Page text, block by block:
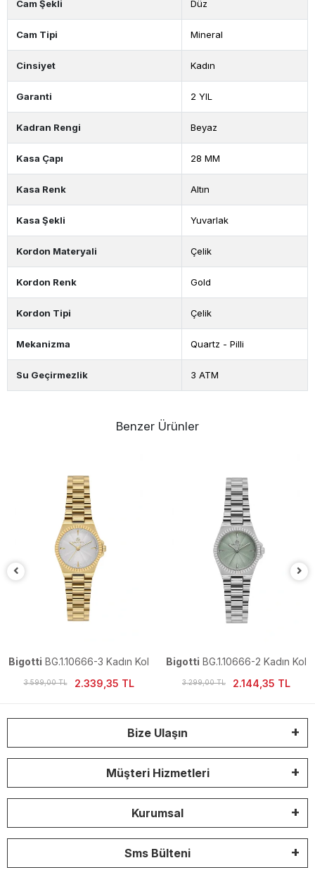
Cam Şekli Düz
Cam Tipi Mineral
Cinsiyet Kadın
Garanti 2 YIL
Kadran Rengi Beyaz
Kasa Çapı 28 MM
Kasa Renk Altın
Kasa Şekli Yuvarlak
Kordon Materyali Çelik
Kordon Renk Gold
Kordon Tipi Çelik
Mekanizma Quartz - Pilli
Su Geçirmezlik 3 ATM
Benzer Ürünler
Bigotti BG.1.10666-3 Kadın Kol
Saati
3.599,00 TL 2.339,35 TL
Bigotti BG.1.10666-2 Kadın Kol
Saati
3.299,00 TL 2.144,35 TL
Bize Ulaşın
Müşteri Hizmetleri
Kurumsal
Sms Bülteni